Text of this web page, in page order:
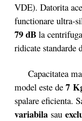
VDE). Datorita
functionare ultra-
79 dB la
ridicate standarde
Capacitatea
model este de 7
spalare eficienta.
variabila sau